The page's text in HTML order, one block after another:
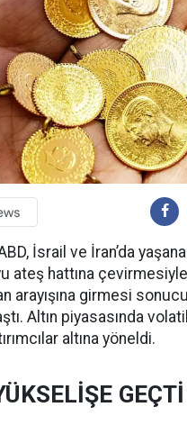
İsrail ve İran’da
ateş hattına çevirmesiyle
arayışına girmesi
Altın piyasasında
altına yöneldi.
GEÇTİ